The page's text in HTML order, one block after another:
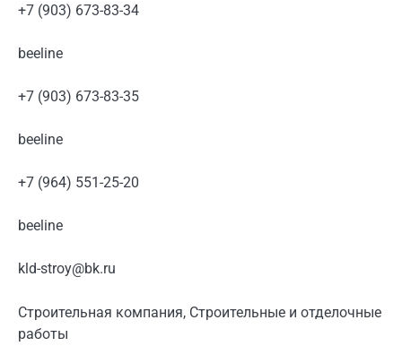
+7 (903) 673-83-34
beeline
+7 (903) 673-83-35
beeline
+7 (964) 551-25-20
beeline
kld-stroy@bk.ru
Строительная компания, Строительные и отделочные
работы